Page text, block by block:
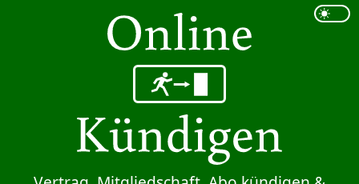
Sprung zum Inhalt